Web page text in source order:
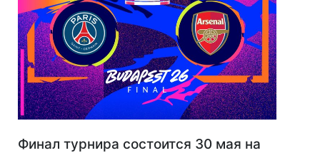
Финал турнира состоится 30 мая на